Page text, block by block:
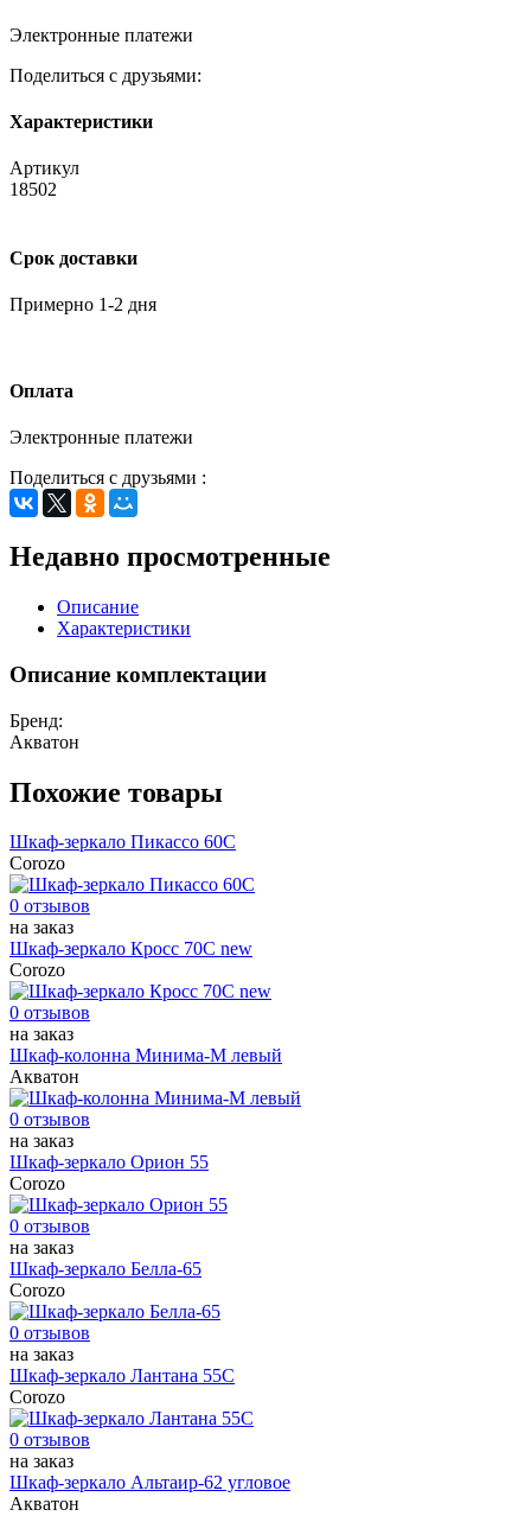
Электронные платежи
Поделиться с друзьями:
Характеристики
Артикул
18502
Срок доставки
Примерно 1-2 дня
Оплата
Электронные платежи
Поделиться с друзьями :
Недавно просмотренные
Описание
Характеристики
Описание комплектации
Бренд:
Акватон
Похожие товары
Шкаф-зеркало Пикассо 60С
Corozo
0 отзывов
на заказ
Шкаф-зеркало Кросс 70С new
Corozo
0 отзывов
на заказ
Шкаф-колонна Минима-М левый
Акватон
0 отзывов
на заказ
Шкаф-зеркало Орион 55
Corozo
0 отзывов
на заказ
Шкаф-зеркало Белла-65
Corozo
0 отзывов
на заказ
Шкаф-зеркало Лантана 55С
Corozo
0 отзывов
на заказ
Шкаф-зеркало Альтаир-62 угловое
Акватон